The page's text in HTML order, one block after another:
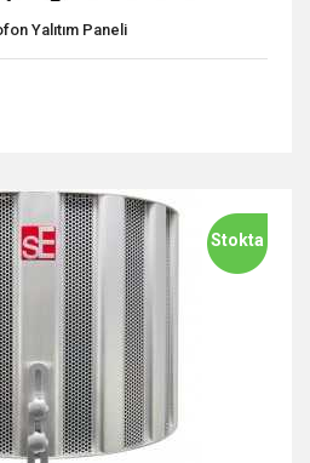
Yalıtım Paneli
Stokta